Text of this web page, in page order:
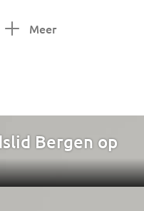
Meer
Bergen op